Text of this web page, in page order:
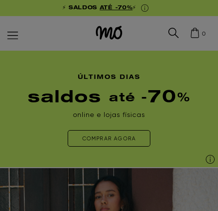
⚡ SALDOS ATÉ -70%⚡
0
ÚLTIMOS DIAS
saldos até - 70 %
online e lojas físicas
COMPRAR AGORA